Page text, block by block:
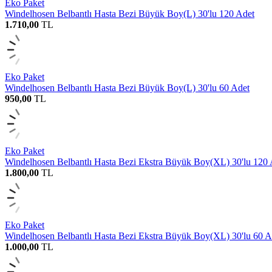
Eko Paket
Windelhosen Belbantlı Hasta Bezi Büyük Boy(L) 30'lu 120 Adet
1.710,00 TL
Eko Paket
Windelhosen Belbantlı Hasta Bezi Büyük Boy(L) 30'lu 60 Adet
950,00 TL
Eko Paket
Windelhosen Belbantlı Hasta Bezi Ekstra Büyük Boy(XL) 30'lu 120
1.800,00 TL
Eko Paket
Windelhosen Belbantlı Hasta Bezi Ekstra Büyük Boy(XL) 30'lu 60
1.000,00 TL